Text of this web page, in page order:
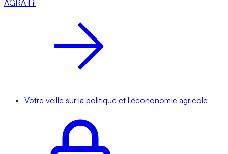
AGRA Fil
Votre veille sur la politique et l'écononomie agricole